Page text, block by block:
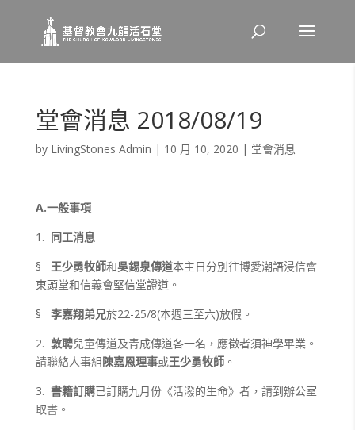
堂會消息 2018/08/19
by LivingStones Admin | 10 月 10, 2020 | 堂會消息
A.一般事項
1. 同工消息
§ 王少勇牧師和吳錫泉傳道本主日分別往博愛潮語浸信會
東頭堂和信義會堅信堂證道。
§ 李嘉翔弟兄於22-25/8(本週三至六)放假。
2. 敦聘兒童傳道及青成傳道各一名，應徵者須神學畢業。
請聯絡人事組陳嘉恩理事或王少勇牧師。
3. 書籍訂購已訂購九月份《活潑的生命》者，請到辦公室
取書。